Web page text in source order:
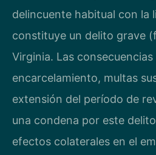
delincuente habitual con la
constituye un delito grave
Virginia. Las
encarcelamiento, multas
extensión del período de
una condena por este
efectos colaterales en el